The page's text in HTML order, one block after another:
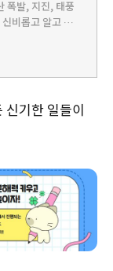
폭발, 지진, 태풍
비롭고 알고 싶
성, 현재까지
전히 신비롭…
신기한 일들이